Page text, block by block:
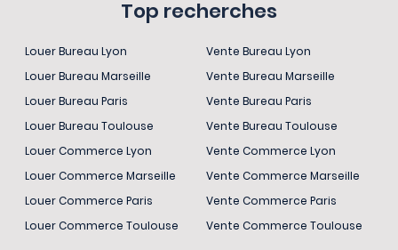
Top recherches
Louer Bureau Lyon
Louer Bureau Marseille
Louer Bureau Paris
Louer Bureau Toulouse
Louer Commerce Lyon
Louer Commerce Marseille
Louer Commerce Paris
Louer Commerce Toulouse
Vente Bureau Lyon
Vente Bureau Marseille
Vente Bureau Paris
Vente Bureau Toulouse
Vente Commerce Lyon
Vente Commerce Marseille
Vente Commerce Paris
Vente Commerce Toulouse